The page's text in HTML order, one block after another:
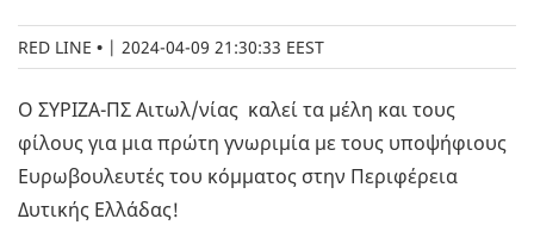
RED LINE | 2024-04-09 21:30:33 EEST
Ο ΣΥΡΙΖΑ-ΠΣ Αιτωλ/νίας καλεί τα μέλη και τους
φίλους για μια πρώτη γνωριμία με τους υποψήφιους
Ευρωβουλευτές του κόμματος στην Περιφέρεια
Δυτικής Ελλάδας!